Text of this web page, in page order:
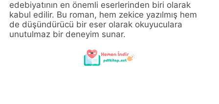
edebiyatının en önemli eserlerinden biri olarak
kabul edilir. Bu roman, hem zekice yazılmış hem
de düşündürücü bir eser olarak okuyuculara
unutulmaz bir deneyim sunar.